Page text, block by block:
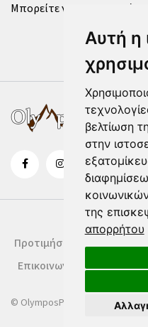
Αυτή η
βελτίωση
στην
της
απορρήτου
Μπορείτε να
Προτιμήσεις Cookies
Επικοινωνία
© OlymposPress.gr